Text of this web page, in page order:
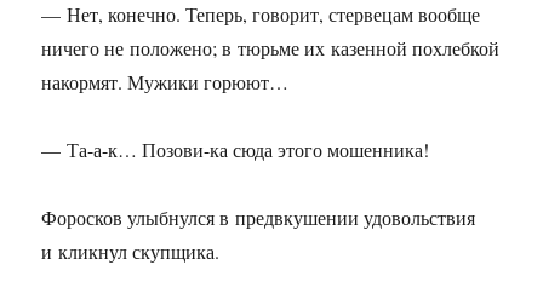
— Нет, конечно. Теперь, говорит, стервецам вообще
ничего не положено; в тюрьме их казенной похлебкой
накормят. Мужики горюют…
— Та-а-к… Позови-ка сюда этого мошенника!
Форосков улыбнулся в предвкушении удовольствия
и кликнул скупщика.